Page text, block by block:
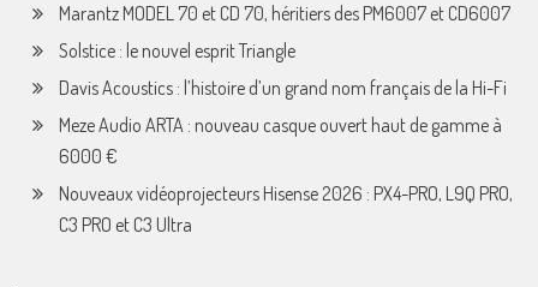
Marantz MODEL 70 et CD 70, héritiers des PM6007 et CD6007
Solstice : le nouvel esprit Triangle
Davis Acoustics : l’histoire d’un grand nom français de la Hi-Fi
Meze Audio ARTA : nouveau casque ouvert haut de gamme à
6000 €
Nouveaux vidéoprojecteurs Hisense 2026 : PX4-PRO, L9Q PRO,
C3 PRO et C3 Ultra